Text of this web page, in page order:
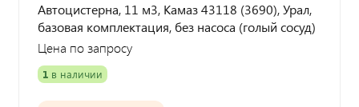
Автоцистерна, 11 м3, Камаз 43118 (3690), Урал,
базовая комплектация, без насоса (голый сосуд)
Цена по запросу
1 в наличии